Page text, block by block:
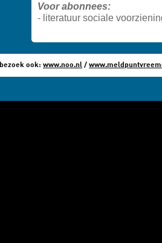
Voor abonnees:
- literatuur sociale
bezoek ook: www.noo.nl /